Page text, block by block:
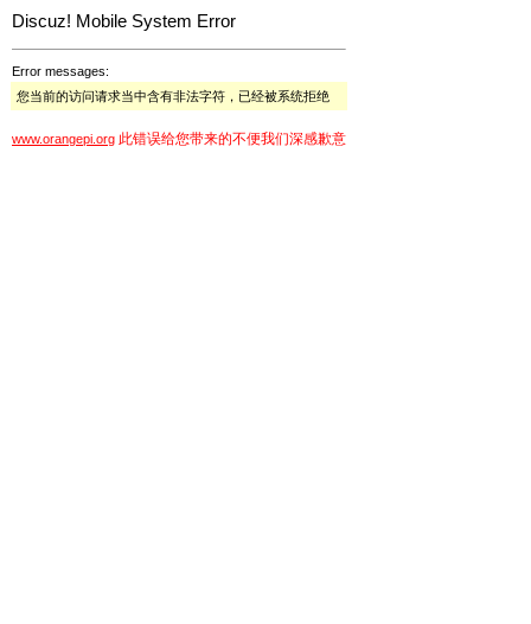
Discuz! Mobile System Error
Error messages:
您当前的访问请求当中含有非法字符，已经被系统拒绝
www.orangepi.org 此错误给您带来的不便我们深感歉意